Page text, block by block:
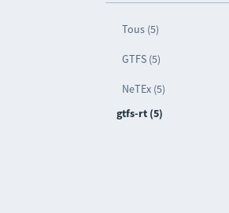
Tous (5)
GTFS (5)
NeTEx (5)
gtfs-rt (5)